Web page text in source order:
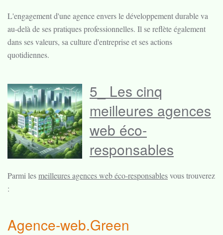
L'engagement d'une agence envers le développement durable va
au-delà de ses pratiques professionnelles. Il se reflète également
dans ses valeurs, sa culture d'entreprise et ses actions
quotidiennes.
5_ Les cinq
meilleures agences
web éco-
responsables
Parmi lesmeilleures agences web éco-responsablesvous trouverez
:
Agence-web.Green